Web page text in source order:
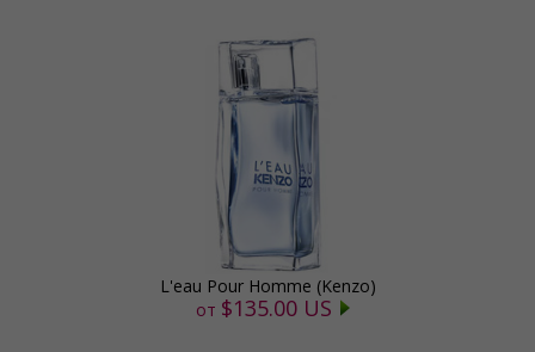
L'eau Pour Homme (Kenzo)
от $135.00 US